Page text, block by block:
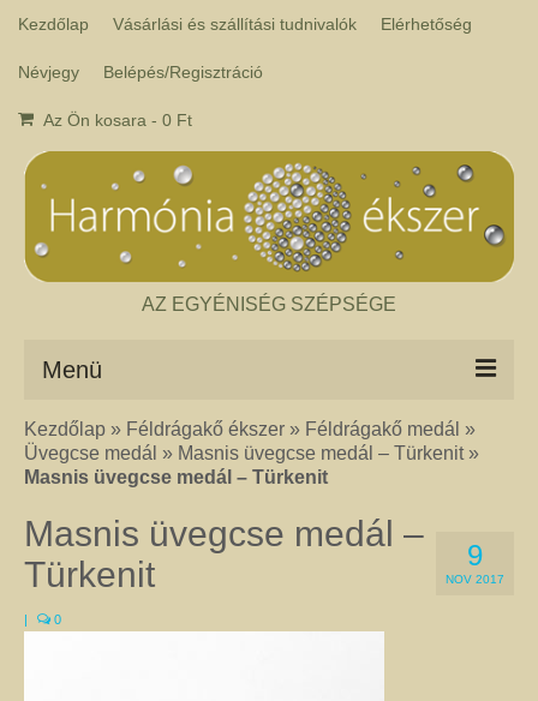
Kezdőlap Vásárlási és szállítási tudnivalók Elérhetőség
Névjegy Belépés/Regisztráció
Az Ön kosara - 0 Ft
AZ EGYÉNISÉG SZÉPSÉGE
Menü
Csakra ékszer
A kézműves csakra ékszer ásványai tulajdonképpen gyógyító kövek, amelyek
a népi hagyományok szerint segítik a csakrák harmónikus működését. Az
határozza meg, hogy melyik csakrához rendeljük. Így lehetséges az, hogy pl.
a Gyökércsakra harmonizálásához a gránátot és a vörös jáspist egyaránt
használják. Ugyanez a helyzet az Erőcsakrával, amelyre a megfigyelések
vannak kivételek, amikor az adott csakrához két különböző kő is kapcsolható.
Kezdőlap » Féldrágakő ékszer » Féldrágakő medál »
Üvegcse medál » Masnis üvegcse medál – Türkenit»
Masnis üvegcse medál – Türkenit
9
NOV 2017
Masnis üvegcse medál –
Türkenit
0